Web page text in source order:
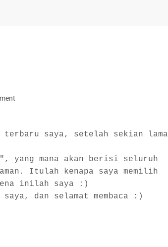
saya, setelah sekian lama
yang mana akan berisi seluruh
Itulah kenapa saya memilih
inilah saya :)
dan selamat membaca :)